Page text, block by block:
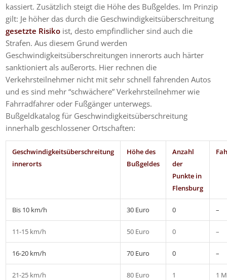
kassiert. Zusätzlich steigt die Höhe des Bußgeldes. Im Prinzip
gilt: Je höher das durch die Geschwindigkeitsüberschreitung
gesetzte Risiko ist, desto empfindlicher sind auch die
Strafen. Aus diesem Grund werden
Geschwindigkeitsüberschreitungen innerorts auch härter
sanktioniert als außerorts. Hier rechnen die
Verkehrsteilnehmer nicht mit sehr schnell fahrenden Autos
und es sind mehr “schwächere” Verkehrsteilnehmer wie
Fahrradfahrer oder Fußgänger unterwegs.
Bußgeldkatalog für Geschwindigkeitsüberschreitung
innerhalb geschlossener Ortschaften:
Geschwindigkeitsüberschreitung
innerorts
Höhe des
Bußgeldes
Anzahl
der
Punkte in
Flensburg
Bis 10 km/h 30 Euro 0 –
11-15 km/h 50 Euro 0 –
16-20 km/h 70 Euro 0 –
21-25 km/h 80 Euro 1 1